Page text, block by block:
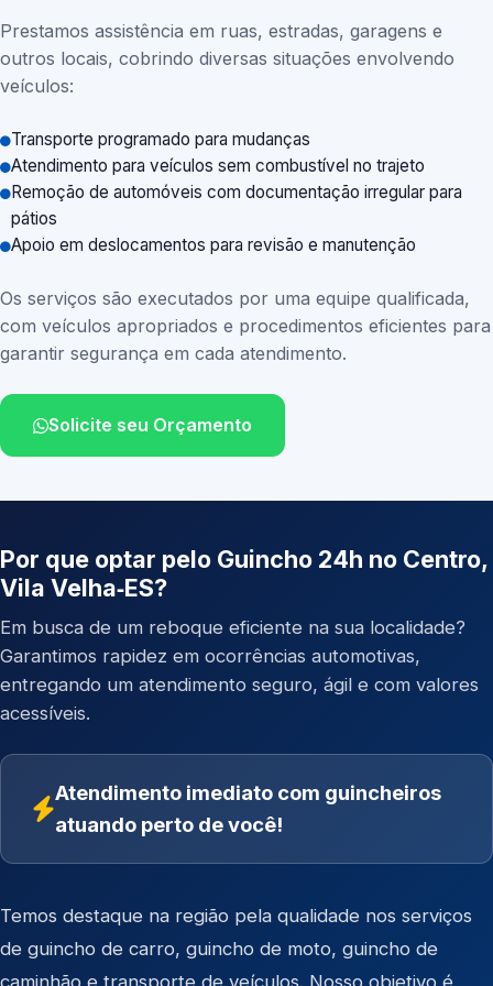
Prestamos assistência em ruas, estradas, garagens e
outros locais, cobrindo diversas situações envolvendo
veículos:
Transporte programado para mudanças
Atendimento para veículos sem combustível no trajeto
Remoção de automóveis com documentação irregular para
pátios
Apoio em deslocamentos para revisão e manutenção
Os serviços são executados por uma equipe qualificada,
com veículos apropriados e procedimentos eficientes para
garantir segurança em cada atendimento.
Solicite seu Orçamento
Por que optar pelo Guincho 24h no Centro,
Vila Velha‑ES?
Em busca de um reboque eficiente na sua localidade?
Garantimos rapidez em ocorrências automotivas,
entregando um atendimento seguro, ágil e com valores
acessíveis.
Atendimento imediato com guincheiros
atuando perto de você!
Temos destaque na região pela qualidade nos serviços
de guincho de carro, guincho de moto, guincho de
caminhão e transporte de veículos . Nosso objetivo é